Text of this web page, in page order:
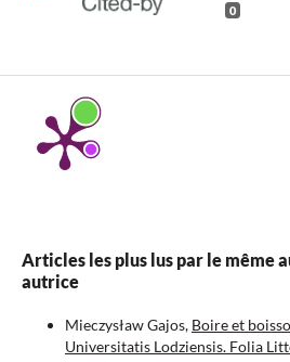
0
Articles les plus lus par le même
autrice
Mieczysław Gajos, Boire et
Universitatis Lodziensis. Folia